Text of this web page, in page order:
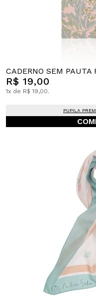
CADERNO SEM PAUTA
R$ 19,00
1x de R$ 19,00.
PUPILA